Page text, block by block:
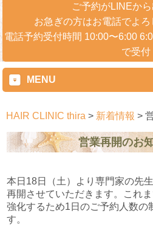
ご予約がLINEから
お急ぎの方はお電話でよろ
電話予約受付時間 10:00〜6:00
で受付
MENU
HAIR CLINIC thira > 新着情報 >
営業再開のお
本日18日（土）より専門家の先
再開させていただきます。これ
強化するため1日のご予約人数の
す。